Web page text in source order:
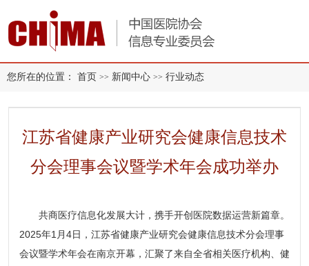
您所在的位置： 首页 >> 新闻中心 >> 行业动态
江苏省健康产业研究会健康信息技术
分会理事会议暨学术年会成功举办
共商医疗信息化发展大计，携手开创医院数据运营新篇章。
2025年1月4日，江苏省健康产业研究会健康信息技术分会理事
会议暨学术年会在南京开幕，汇聚了来自全省相关医疗机构、健